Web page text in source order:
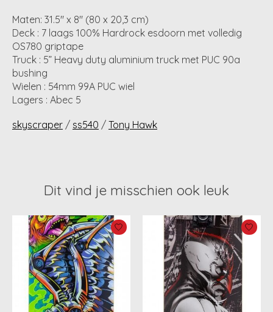
Maten: 31.5" x 8" (80 x 20,3 cm)
Deck : 7 laags 100% Hardrock esdoorn met volledig
OS780 griptape
Truck : 5” Heavy duty aluminium truck met PUC 90a
bushing
Wielen : 54mm 99A PUC wiel
Lagers : Abec 5
skyscraper / ss540 / Tony Hawk
Dit vind je misschien ook leuk
Items van productcarrousel